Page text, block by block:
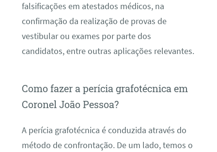
falsificações em atestados médicos, na
confirmação da realização de provas de
vestibular ou exames por parte dos
candidatos, entre outras aplicações relevantes.
Como fazer a perícia grafotécnica em
Coronel João Pessoa?
A perícia grafotécnica é conduzida através do
método de confrontação. De um lado, temos o